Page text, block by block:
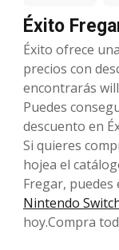
Éxito
Éxito ofrece
precios con
encontrarás
Puedes
descuento en
Si quieres
hojea el
Fregar,
Nintendo
hoy.Compra